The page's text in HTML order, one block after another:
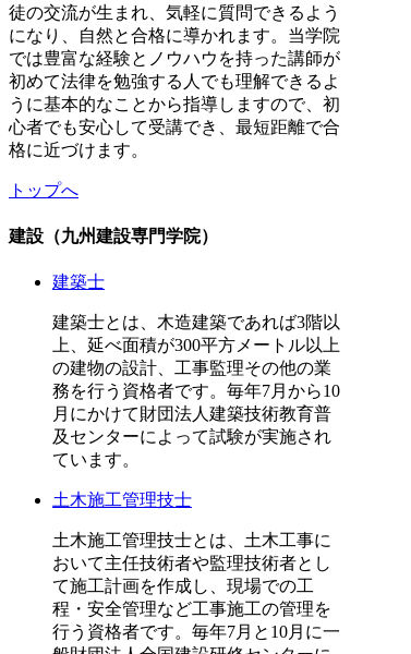
徒の交流が生まれ、気軽に質問できるよう
になり、自然と合格に導かれます。当学院
では豊富な経験とノウハウを持った講師が
初めて法律を勉強する人でも理解できるよ
うに基本的なことから指導しますので、初
心者でも安心して受講でき、最短距離で合
格に近づけます。
トップへ
建設（九州建設専門学院）
建築士
建築士とは、木造建築であれば3階以
上、延べ面積が300平方メートル以上
の建物の設計、工事監理その他の業
務を行う資格者です。毎年7月から10
月にかけて財団法人建築技術教育普
及センターによって試験が実施され
ています。
土木施工管理技士
土木施工管理技士とは、土木工事に
おいて主任技術者や監理技術者とし
て施工計画を作成し、現場での工
程・安全管理など工事施工の管理を
行う資格者です。毎年7月と10月に一